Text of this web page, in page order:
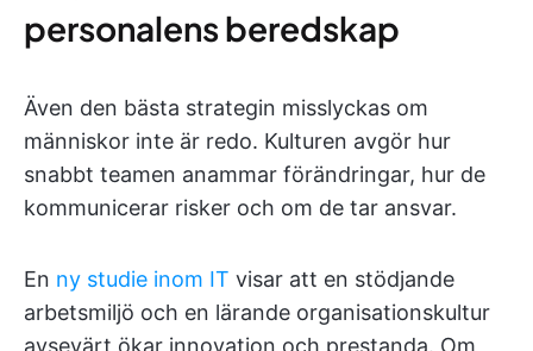
personalens beredskap
Även den bästa strategin misslyckas om
människor inte är redo. Kulturen avgör hur
snabbt teamen anammar förändringar, hur de
kommunicerar risker och om de tar ansvar.
En ny studie inom IT visar att en stödjande
arbetsmiljö och en lärande organisationskultur
avsevärt ökar innovation och prestanda. Om